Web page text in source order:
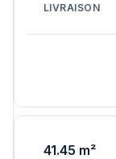
41.45 m²